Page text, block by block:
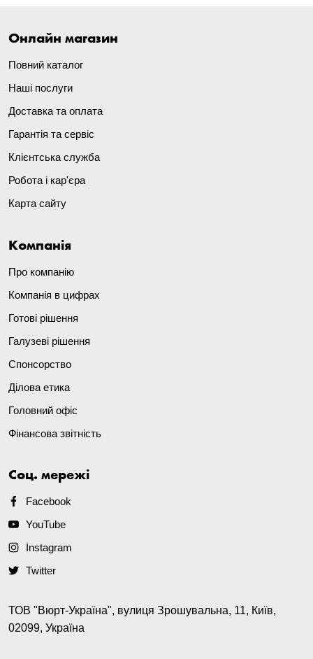
Онлайн магазин
Повний каталог
Наші послуги
Доставка та оплата
Гарантія та сервіс
Клієнтська служба
Робота і кар'єра
Карта сайту
Компанія
Про компанію
Компанія в цифрах
Готові рішення
Галузеві рішення
Спонсорство
Ділова етика
Головний офіс
Фінансова звітність
Соц. мережі
Facebook
YouTube
Instagram
Twitter
ТОВ "Вюрт-Україна", вулиця Зрошувальна, 11, Київ,
02099, Україна